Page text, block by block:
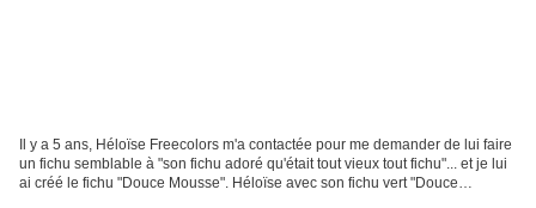
Il y a 5 ans, Héloïse Freecolors m'a contactée pour me demander de lui faire
un fichu semblable à "son fichu adoré qu'était tout vieux tout fichu"... et je lui
ai créé le fichu "Douce Mousse". Héloïse avec son fichu vert "Douce